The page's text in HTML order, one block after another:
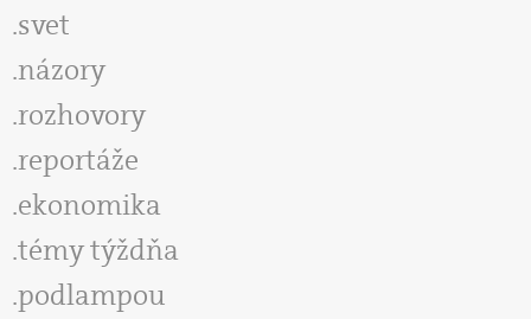
svet
názory
rozhovory
reportáže
ekonomika
témy týždňa
podlampou